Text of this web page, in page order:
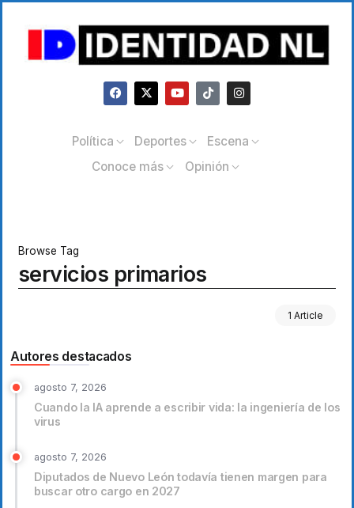
Política Deportes
Escena
Conoce más
Opinión
Browse Tag
servicios primarios
1 Article
Autores destacados
agosto 7, 2026
Cuando la IA aprende a escribir vida: la ingeniería de los
virus
agosto 7, 2026
Diputados de Nuevo León todavía tienen margen para
buscar otro cargo en 2027